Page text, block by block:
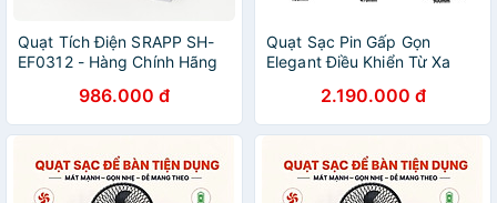
Quạt Tích Điện SRAPP SH-
EF0312 - Hàng Chính Hãng
986.000 đ
Quạt Sạc Pin Gấp Gọn
Elegant Điều Khiển Từ Xa
nhập khẩu2.190.000 đ